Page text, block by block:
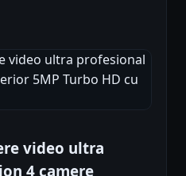
video ultra
4 camere